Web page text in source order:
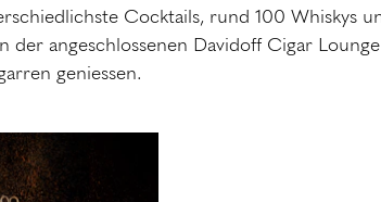
Cocktails, rund 100 Whiskys
der angeschlossenen Davidoff Cigar
geniessen.